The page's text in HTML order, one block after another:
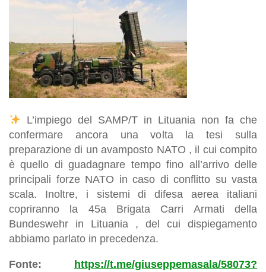
L’impiego del SAMP/T in Lituania non fa che
confermare ancora una volta la tesi sulla
preparazione di un avamposto NATO , il cui compito
è quello di guadagnare tempo fino all’arrivo delle
principali forze NATO in caso di conflitto su vasta
scala. Inoltre, i sistemi di difesa aerea italiani
copriranno la 45a Brigata Carri Armati della
Bundeswehr in Lituania , del cui dispiegamento
abbiamo parlato in precedenza.
Fonte: https://t.me/giuseppemasala/58073?